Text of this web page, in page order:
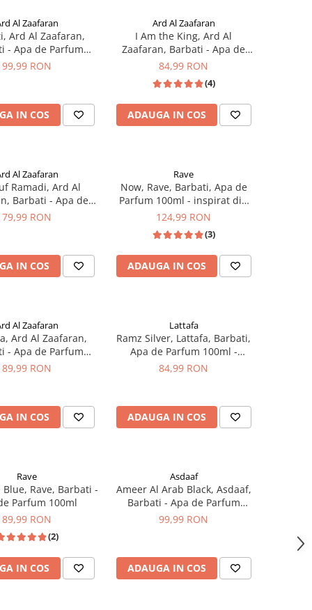
Al Zaafaran
Ard Al Zaafaran,
- Apa de Parfum
100ml
99,99 RON
IN COS
Ard Al Zaafaran
I Am the King, Ard Al
Zaafaran, Barbati - Apa de
Parfum 100ml
84,99 RON
(4)
ADAUGA IN COS
Al Zaafaran
Ramadi, Ard Al
Barbati - Apa de
100ml
79,99 RON
IN COS
Rave
Now, Rave, Barbati, Apa de
Parfum 100ml - inspirat din
Creed Aventus
124,99 RON
(3)
ADAUGA IN COS
Al Zaafaran
Ard Al Zaafaran,
- Apa de Parfum
100ml
89,99 RON
IN COS
Lattafa
Ramz Silver, Lattafa, Barbati,
Apa de Parfum 100ml -
inspirat din Ultramale by Jean
84,99 RON
ADAUGA IN COS
Rave
Rave, Barbati -
Parfum 100ml
89,99 RON
(2)
IN COS
Asdaaf
Ameer Al Arab Black, Asdaaf,
Barbati - Apa de Parfum
100ml
99,99 RON
ADAUGA IN COS